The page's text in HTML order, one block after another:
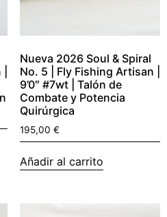
Nueva 2026 Soul & Spiral
No. 5 | Fly Fishing Artisan |
9’0″ #7wt | Talón de
Combate y Potencia
Quirúrgica
195,00 €
Añadir al carrito